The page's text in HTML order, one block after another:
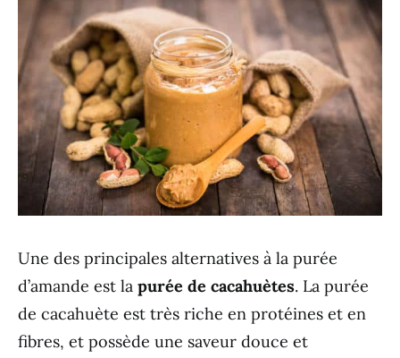
Une des principales alternatives à la purée
d’amande est la purée de cacahuètes. La purée
de cacahuète est très riche en protéines et en
fibres, et possède une saveur douce et